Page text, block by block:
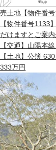
売土地 【物件番
【物件番号1133
だけますとご案
【交通】 山陽本
【土地】 公簿 630
333万円